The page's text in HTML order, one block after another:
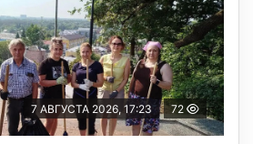
7 АВГУСТА 2026, 17:23 72